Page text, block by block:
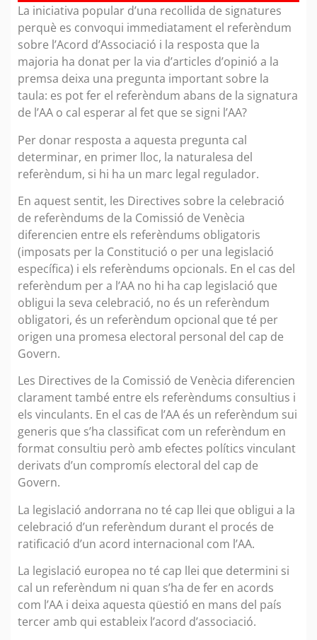
La iniciativa popular d’una recollida de signatures
perquè es convoqui immediatament el referèndum
sobre l’Acord d’Associació i la resposta que la
majoria ha donat per la via d’articles d’opinió a la
premsa deixa una pregunta important sobre la
taula: es pot fer el referèndum abans de la signatura
de l’AA o cal esperar al fet que se signi l’AA?
Per donar resposta a aquesta pregunta cal
determinar, en primer lloc, la naturalesa del
referèndum, si hi ha un marc legal regulador.
En aquest sentit, les Directives sobre la celebració
de referèndums de la Comissió de Venècia
diferencien entre els referèndums obligatoris
(imposats per la Constitució o per una legislació
específica) i els referèndums opcionals. En el cas del
referèndum per a l’AA no hi ha cap legislació que
obligui la seva celebració, no és un referèndum
obligatori, és un referèndum opcional que té per
origen una promesa electoral personal del cap de
Govern.
Les Directives de la Comissió de Venècia diferencien
clarament també entre els referèndums consultius i
els vinculants. En el cas de l’AA és un referèndum sui
generis que s’ha classificat com un referèndum en
format consultiu però amb efectes polítics vinculant
derivats d’un compromís electoral del cap de
Govern.
La legislació andorrana no té cap llei que obligui a la
celebració d’un referèndum durant el procés de
ratificació d’un acord internacional com l’AA.
La legislació europea no té cap llei que determini si
cal un referèndum ni quan s’ha de fer en acords
com l’AA i deixa aquesta qüestió en mans del país
tercer amb qui estableix l’acord d’associació.